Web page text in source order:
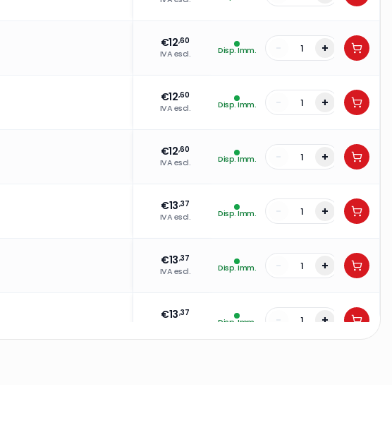
€12,60
IVA escl. Disp. Imm. - +
€12,60
IVA escl. Disp. Imm. - +
€12,60
IVA escl. Disp. Imm. - +
€13,37
IVA escl. Disp. Imm. - +
€13,37
IVA escl. Disp. Imm. - +
€13,37
Disp. Imm. - +